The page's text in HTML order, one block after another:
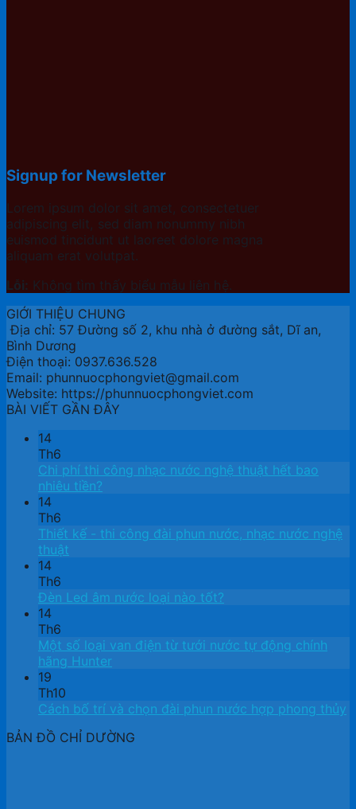
Signup for Newsletter
Lorem ipsum dolor sit amet, consectetuer
adipiscing elit, sed diam nonummy nibh
euismod tincidunt ut laoreet dolore magna
aliquam erat volutpat.
Lỗi: Không tìm thấy biểu mẫu liên hệ.
GIỚI THIỆU CHUNG
Địa chỉ: 57 Đường số 2, khu nhà ở đường sắt, Dĩ an,
Bình Dương
Điện thoại: 0937.636.528
Email: phunnuocphongviet@gmail.com
Website: https://phunnuocphongviet.com
BÀI VIẾT GẦN ĐÂY
14
Th6
Chi phí thi công nhạc nước nghệ thuật hết bao
nhiêu tiền?
14
Th6
Thiết kế ​- thi công đài phun nước, nhạc nước nghệ
thuật
14
Th6
Đèn Led âm nước loại nào tốt?
14
Th6
Một số loại van điện từ tưới nước tự động chính
hãng Hunter
19
Th10
Cách bố trí và chọn đài phun nước hợp phong thủy
BẢN ĐỒ CHỈ DƯỜNG